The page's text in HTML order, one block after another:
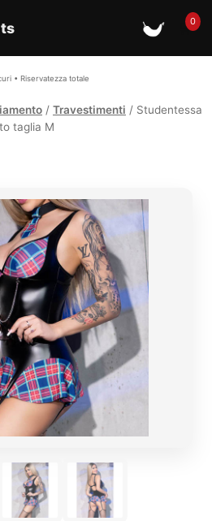
🛒0
• Riservatezza totale
/ Travestimenti / Studentessa
taglia M